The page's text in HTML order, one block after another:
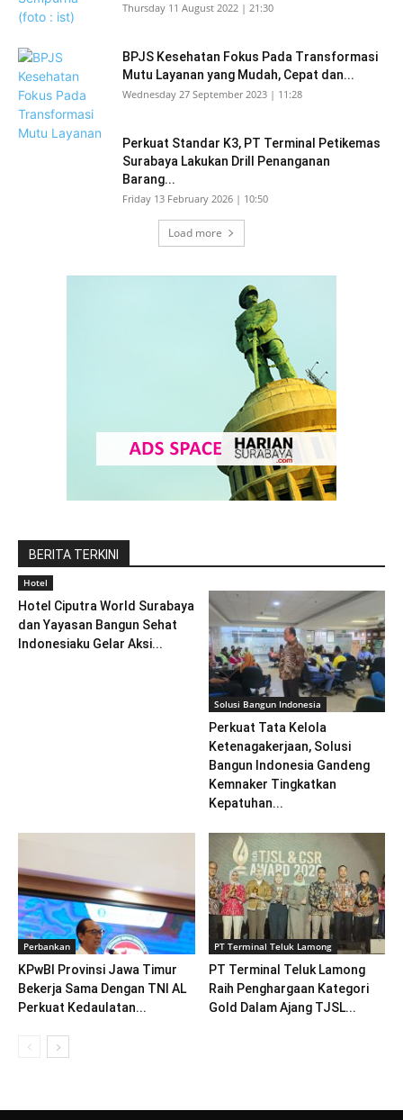
Thursday 11 August 2022 | 21:30
BPJS Kesehatan Fokus Pada Transformasi
Mutu Layanan yang Mudah, Cepat dan...
Wednesday 27 September 2023 | 11:28
Perkuat Standar K3, PT Terminal Petikemas
Surabaya Lakukan Drill Penanganan
Barang...
Friday 13 February 2026 | 10:50
Load more
BERITA TERKINI
Hotel
Hotel Ciputra World Surabaya
dan Yayasan Bangun Sehat
Indonesiaku Gelar Aksi...
Solusi Bangun Indonesia
Perkuat Tata Kelola
Ketenagakerjaan, Solusi
Bangun Indonesia Gandeng
Kemnaker Tingkatkan
Kepatuhan...
Perbankan
KPwBI Provinsi Jawa Timur
Bekerja Sama Dengan TNI AL
Perkuat Kedaulatan...
PT Terminal Teluk Lamong
PT Terminal Teluk Lamong
Raih Penghargaan Kategori
Gold Dalam Ajang TJSL...